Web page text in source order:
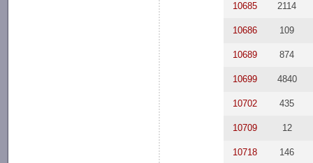
10685 2114
10686 109
10689 874
10699 4840
10702 435
10709 12
10718 146